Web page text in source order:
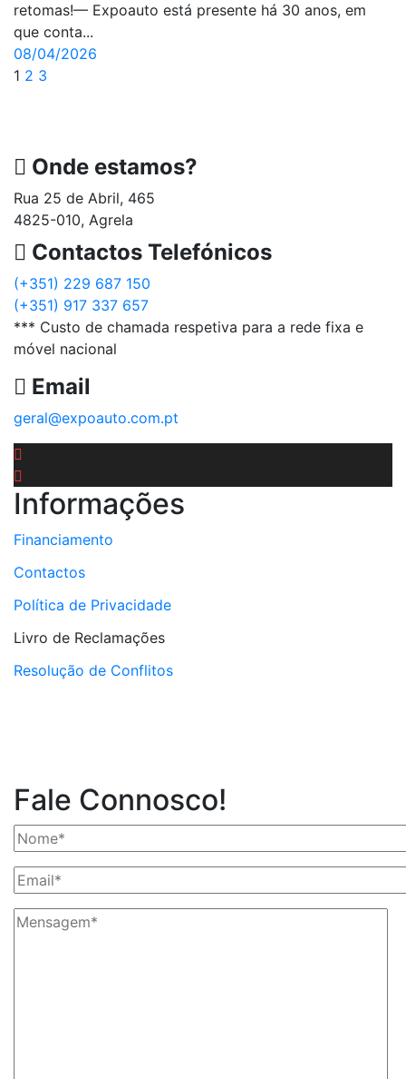
retomas!— Expoauto está presente há 30 anos, em
que conta...
08/04/2026
1 2 3
Onde estamos?
Rua 25 de Abril, 465
4825-010, Agrela
Contactos Telefónicos
(+351) 229 687 150
(+351) 917 337 657
*** Custo de chamada respetiva para a rede fixa e
móvel nacional
Email
geral@expoauto.com.pt
Informações
Financiamento
Contactos
Política de Privacidade
Livro de Reclamações
Resolução de Conflitos
Fale Connosco!